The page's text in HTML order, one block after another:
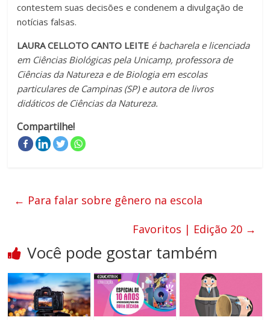
contestem suas decisões e condenem a divulgação de
notícias falsas.
LAURA CELLOTO CANTO LEITE é bacharela e licenciada
em Ciências Biológicas pela Unicamp, professora de
Ciências da Natureza e de Biologia em escolas
particulares de Campinas (SP) e autora de livros
didáticos de Ciências da Natureza.
Compartilhe!
← Para falar sobre gênero na escola
Favoritos | Edição 20 →
Você pode gostar também